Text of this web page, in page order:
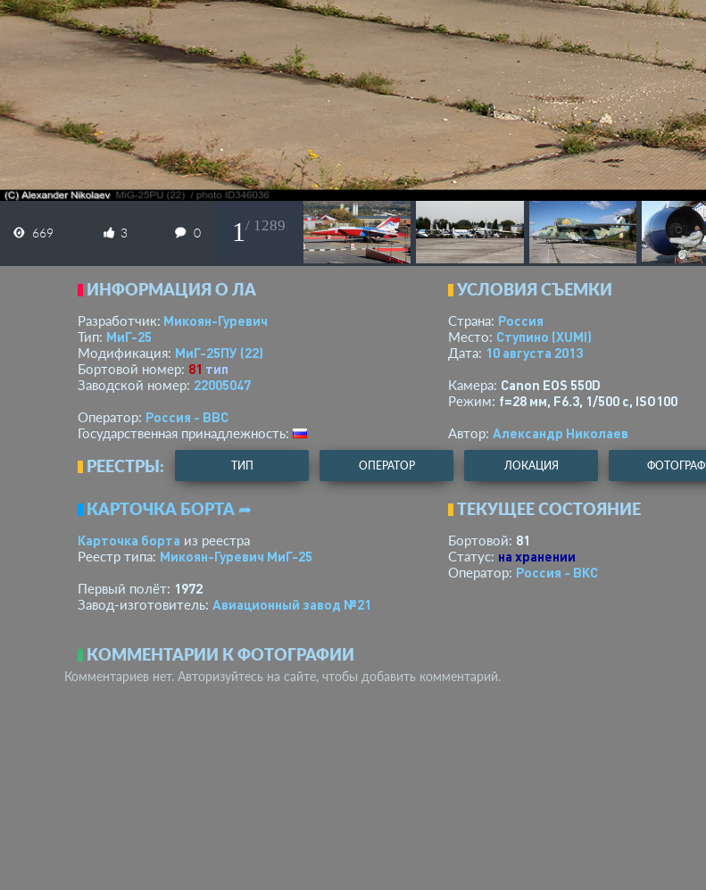
669 3 0 1 / 1289
ИНФОРМАЦИЯ О ЛА
Разработчик: Микоян-Гуревич
Тип: МиГ-25
Модификация: МиГ-25ПУ (22)
Бортовой номер: 81 тип
Заводской номер: 22005047
Оператор: Россия - ВВС
Государственная принадлежность:
УСЛОВИЯ СЪЕМКИ
Страна: Россия
Место: Ступино (XUMI)
Дата: 10 августа 2013
Камера: Canon EOS 550D
Режим: f=28 мм, F6.3, 1/500 с, ISO100
Автор: Александр Николаев
РЕЕСТРЫ: ТИП ОПЕРАТОР ЛОКАЦИЯ ФОТОГРАФ
КАРТОЧКА БОРТА ➦
Карточка борта из реестра
Реестр типа: Микоян-Гуревич МиГ-25
Первый полёт: 1972
Завод-изготовитель: Авиационный завод №21
ТЕКУЩЕЕ СОСТОЯНИЕ
Бортовой: 81
Статус: на хранении
Оператор: Россия - ВКС
КОММЕНТАРИИ К ФОТОГРАФИИ
Комментариев нет. Авторизуйтесь на сайте, чтобы добавить комментарий.